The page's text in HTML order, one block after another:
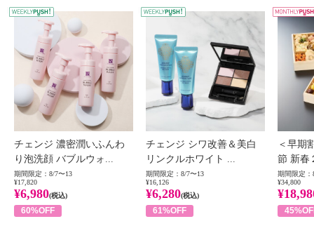
WEEKLY PUSH
チェンジ 濃密潤いふんわ
り泡洗顔 バブルウォ...
期間限定：8/7〜13
¥17,820
¥6,980(税込)
60%OFF
チェンジ シワ改善＆美白
リンクルホワイト ...
期間限定：8/7〜13
¥16,126
¥6,280(税込)
61%OFF
＜早期
節 新春
期間限定：
¥34,800